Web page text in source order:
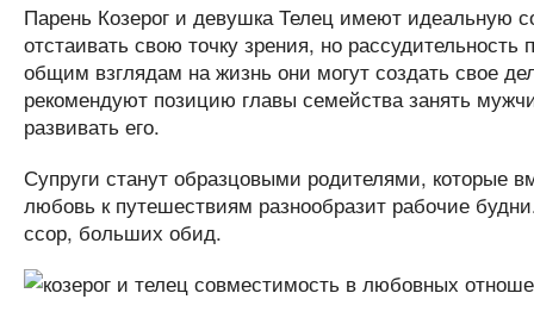
Парень Козерог и девушка Телец имеют идеальную
отстаивать свою точку зрения, но
общим взглядам на жизнь они могут создать свое
рекомендуют позицию главы семейства занять
развивать его.
Супруги станут образцовыми родителями, которые
любовь к путешествиям разнообразит рабочие
ссор, больших обид.